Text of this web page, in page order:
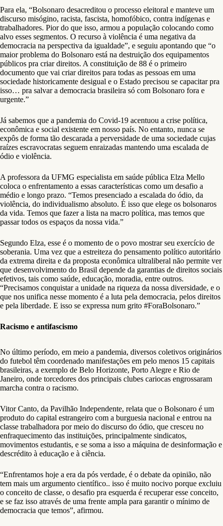
Para ela, “Bolsonaro desacreditou o processo eleitoral e manteve um
discurso misógino, racista, fascista, homofóbico, contra indígenas e
trabalhadores. Pior do que isso, armou a população colocando como
alvo esses segmentos. O recurso à violência é uma negativa da
democracia na perspectiva da igualdade”, e seguiu apontando que “o
maior problema do Bolsonaro está na destruição dos equipamentos
públicos pra criar direitos. A constituição de 88 é o primeiro
documento que vai criar direitos para todas as pessoas em uma
sociedade historicamente desigual e o Estado precisou se capacitar pra
isso… pra salvar a democracia brasileira só com Bolsonaro fora e
urgente.”
Já sabemos que a pandemia do Covid-19 acentuou a crise política,
econômica e social existente em nosso país. No entanto, nunca se
expôs de forma tão descarada a perversidade de uma sociedade cujas
raízes escravocratas seguem enraizadas mantendo uma escalada de
ódio e violência.
A professora da UFMG especialista em saúde pública Elza Mello
coloca o enfrentamento a essas características como um desafio a
médio e longo prazo. “Temos presenciado a escalada do ódio, da
violência, do individualismo absoluto. É isso que elege os bolsonaros
da vida. Temos que fazer a lista na macro política, mas temos que
passar todos os espaços da nossa vida.”
Segundo Elza, esse é o momento de o povo mostrar seu exercício de
soberania. Uma vez que a estreiteza do pensamento político autoritário
da extrema direita e da proposta econômica ultraliberal não permite ver
que desenvolvimento do Brasil depende da garantias de direitos sociais
efetivos, tais como saúde, educação, moradia, entre outros.
“Precisamos conquistar a unidade na riqueza da nossa diversidade, e o
que nos unifica nesse momento é a luta pela democracia, pelos direitos
e pela liberdade. E isso se expressa num grito #ForaBolsonaro.”
Racismo e antifascismo
No último período, em meio a pandemia, diversos coletivos originários
do futebol têm coordenado manifestações em pelo menos 15 capitais
brasileiras, a exemplo de Belo Horizonte, Porto Alegre e Rio de
Janeiro, onde torcedores dos principais clubes cariocas engrossaram
marcha contra o racismo.
Vitor Canto, da Pavilhão Independente, relata que o Bolsonaro é um
produto do capital estrangeiro com a burguesia nacional e entrou na
classe trabalhadora por meio do discurso do ódio, que cresceu no
enfraquecimento das instituições, principalmente sindicatos,
movimentos estudantis, e se soma a isso a máquina de desinformação e
descrédito à educação e à ciência.
“Enfrentamos hoje a era da pós verdade, é o debate da opinião, não
tem mais um argumento científico.. isso é muito nocivo porque excluiu
o conceito de classe, o desafio pra esquerda é recuperar esse conceito,
e se faz isso através de uma frente ampla para garantir o mínimo de
democracia que temos”, afirmou.